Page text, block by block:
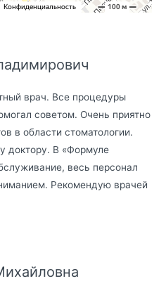
врач. Все процедуры
советом. Очень приятно
в области стоматологии.
доктору. В «Формуле
весь персонал
Рекомендую врачей